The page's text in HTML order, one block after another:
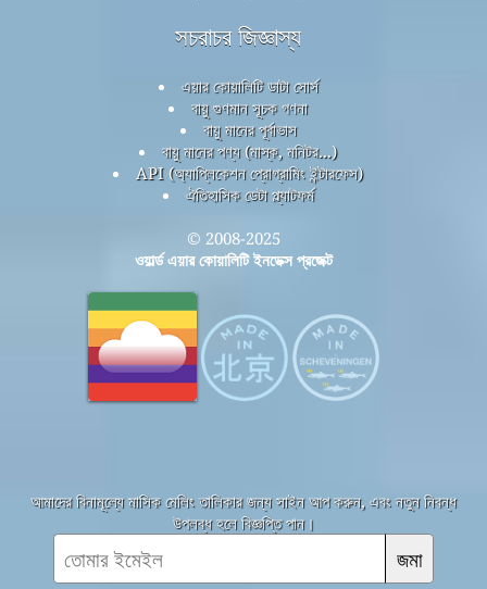
সচরাচর জিজ্ঞাস্য
এয়ার কোয়ালিটি ডাটা সোর্স
বায়ু গুণমান সূচক গণনা
বায়ু মানের পূর্বাভাস
বায়ু মানের পণ্য (মাস্ক, মনিটর...)
API (অ্যাপ্লিকেশন প্রোগ্রামিং ইন্টারফেস)
ঐতিহাসিক ডেটা প্ল্যাটফর্ম
© 2008-2025
ওয়ার্ল্ড এয়ার কোয়ালিটি ইনডেক্স প্রজেক্ট
আমাদের বিনামূল্যে মাসিক মেলিং তালিকার জন্য সাইন আপ করুন, এবং নতুন নিবন্ধ
উপলব্ধ হলে বিজ্ঞপ্তি পান।
জমা